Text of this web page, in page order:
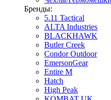
Бренды:
5.11 Tactical
ALTA Industries
BLACKHAWK
Butler Creek
Condor Outdoor
EmersonGear
Entire M
Hatch
High Peak